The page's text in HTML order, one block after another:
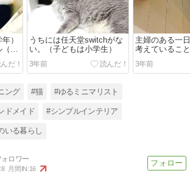
）
（午
うちには任天堂switchがな
い。（子どもは小学生）
3年前
主婦のある一
考えているこ
書いてみる。
3年前
ング #猫 #ゆるミニマリスト
ドメイド #シンプルインテリア
いる暮らし
8 月間IN:16